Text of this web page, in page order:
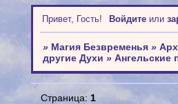
Привет, Гость! Войдитеили
» Магия Безвременья »
другие Духи » Ангельские
Страница: 1